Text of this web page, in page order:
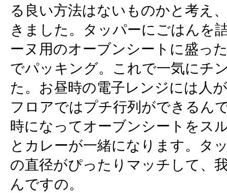
る良い方法はないものかと考え
きました。タッパーにごはんを
ーヌ用のオーブンシートに盛っ
でパッキング。これで一気にチ
た。お昼時の電子レンジには人
フロアではプチ行列ができるん
時になってオーブンシートをス
とカレーが一緒になります。タ
の直径がぴったりマッチして、
んですの。